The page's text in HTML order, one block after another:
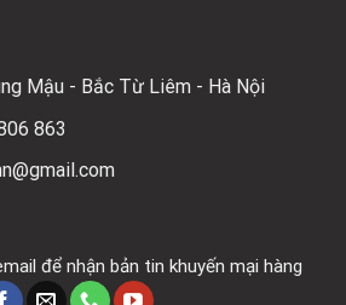
Mậu - Bắc Từ Liêm - Hà Nội
863
để nhận bản tin khuyến mại hàng